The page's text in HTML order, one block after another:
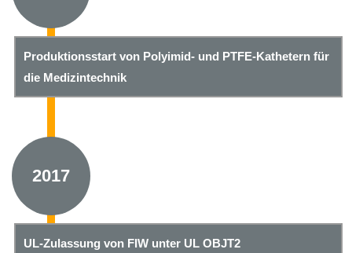
Produktionsstart von Polyimid- und PTFE-Kathetern für
die Medizintechnik
2017
UL-Zulassung von FIW unter UL OBJT2